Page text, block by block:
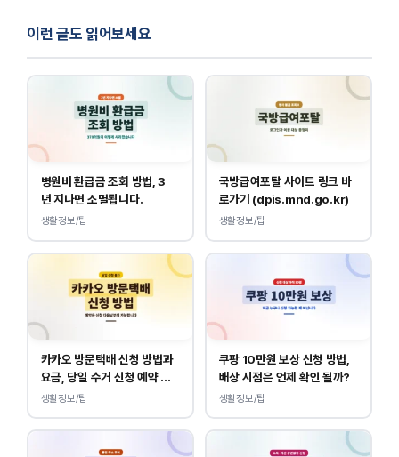
이런 글도 읽어보세요
병원비 환급금 조회 방법, 3
년 지나면 소멸됩니다.
생활정보/팁
국방급여포탈 사이트 링크 바
로가기 (dpis.mnd.go.kr)
생활정보/팁
카카오 방문택배 신청 방법과
요금, 당일 수거 신청 예약 안
내
생활정보/팁
쿠팡 10만원 보상 신청 방법,
배상 시점은 언제 확인 될까?
생활정보/팁